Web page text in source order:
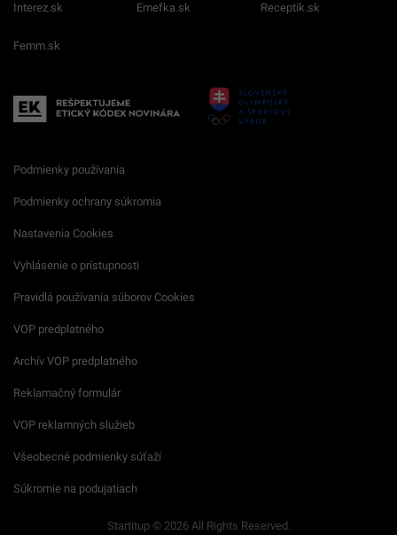
Interez.sk Emefka.sk Receptik.sk
Femm.sk
Podmienky používania
Podmienky ochrany súkromia
Nastavenia Cookies
Vyhlásenie o prístupnosti
Pravidlá používania súborov Cookies
VOP predplatného
Archív VOP predplatného
Reklamačný formulár
VOP reklamných služieb
Všeobecné podmienky súťaží
Súkromie na podujatiach
Startitup © 2026 All Rights Reserved.